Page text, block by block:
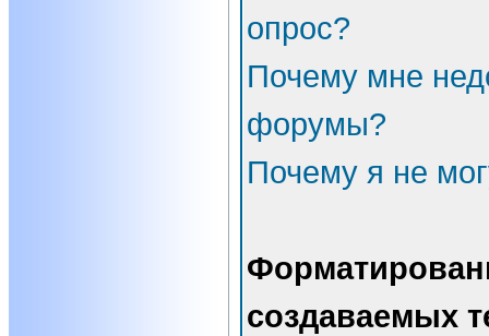
опрос?
Почему мне
форумы?
Почему я не
создаваемых